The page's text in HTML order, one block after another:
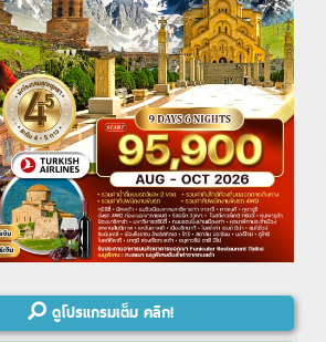
ดูโปรแกรมเต็ม คลิก!